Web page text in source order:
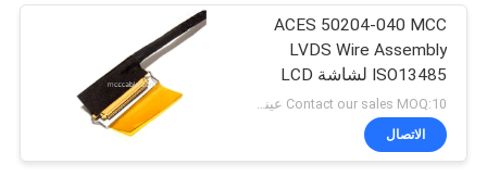
ACES 50204-040 MCC
LVDS Wire Assembly
ISO13485 لشاشة LCD
الطبية
Contact our sales MOQ:10 عينات
الاتصال